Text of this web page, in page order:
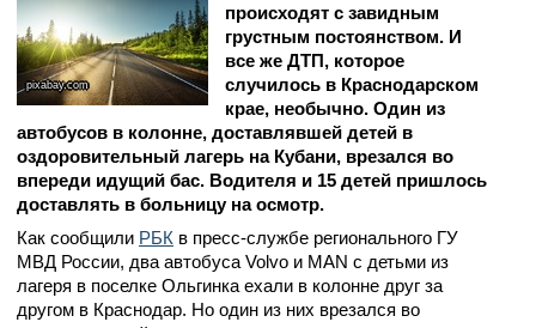
pixabay.com
происходят с завидным
грустным постоянством. И
все же ДТП, которое
случилось в Краснодарском
крае, необычно. Один из
автобусов в колонне, доставлявшей детей в
оздоровительный лагерь на Кубани, врезался во
впереди идущий бас. Водителя и 15 детей пришлось
доставлять в больницу на осмотр.
Как сообщили РБК в пресс-службе регионального ГУ
МВД России, два автобуса Volvo и MAN с детьми из
лагеря в поселке Ольгинка ехали в колонне друг за
другом в Краснодар. Но один из них врезался во